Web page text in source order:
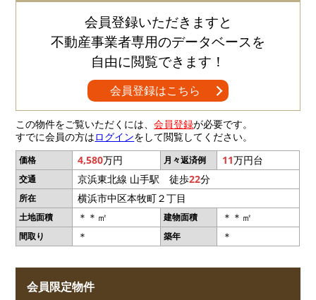
会員登録いただきますと
不動産事業者専用のデータベースを
自由に閲覧できます！
会員登録はこちら
この物件をご覧いただくには、会員登録が必要です。
すでに会員の方はログインをして閲覧してください。
価格 4,580万円 月々返済例 11万円台
交通 京浜東北線 山手駅 徒歩22分
所在 横浜市中区本牧町２丁目
土地面積 ＊＊㎡ 建物面積 ＊＊㎡
間取り ＊ 築年 ＊
会員限定物件